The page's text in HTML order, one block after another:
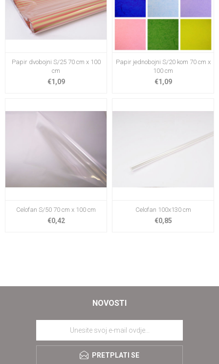
Papir dvobojni S/25 70 cm x 100
cm
€1,09
Papir jednobojni S/20 kom 70 cm x
100 cm
€1,09
Celofan S/50 70 cm x 100 cm
€0,42
Celofan 100x130 cm
€0,85
NOVOSTI
PRETPLATI SE